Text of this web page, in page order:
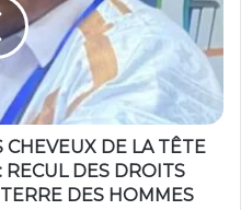
CHEVEUX DE LA TÊTE
DES DROITS
DES HOMMES